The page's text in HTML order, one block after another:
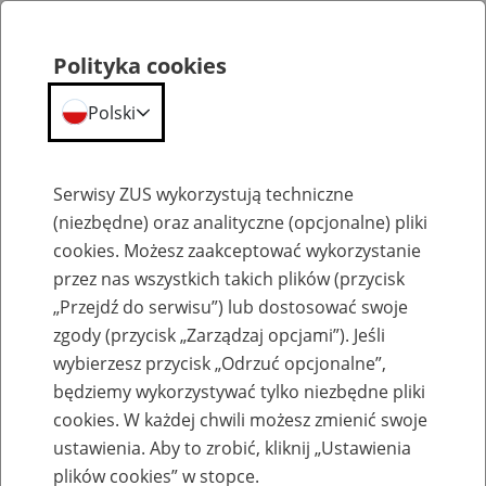
Szkolenia
Zaproś ZUS do siebie: Aktywni 50+
Polityka cookies
Polski
Serwisy ZUS wykorzystują techniczne
(niezbędne) oraz analityczne (opcjonalne) pliki
cookies. Możesz zaakceptować wykorzystanie
przez nas wszystkich takich plików (przycisk
„Przejdź do serwisu”) lub dostosować swoje
zgody (przycisk „Zarządzaj opcjami”). Jeśli
wybierzesz przycisk „Odrzuć opcjonalne”,
będziemy wykorzystywać tylko niezbędne pliki
cookies. W każdej chwili możesz zmienić swoje
ustawienia. Aby to zrobić, kliknij „Ustawienia
plików cookies” w stopce.